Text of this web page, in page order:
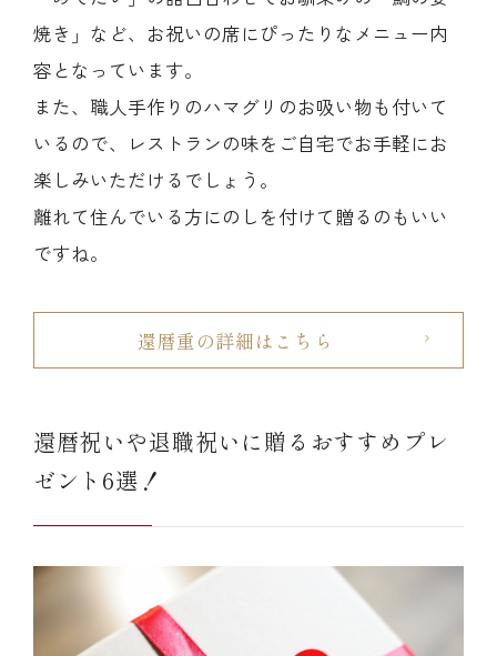
焼き」など、お祝いの席にぴったりなメニュー内
容となっています。
また、職人手作りのハマグリのお吸い物も付いて
いるので、レストランの味をご自宅でお手軽にお
楽しみいただけるでしょう。
離れて住んでいる方にのしを付けて贈るのもいい
ですね。
還暦重の詳細はこちら
還暦祝いや退職祝いに贈るおすすめプレ
ゼント6選！